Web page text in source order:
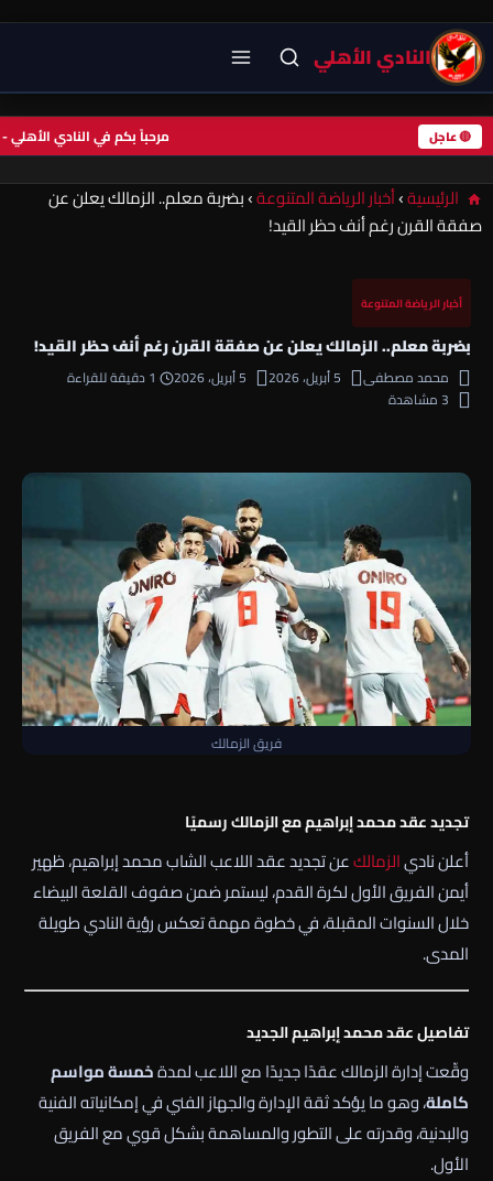
النادي الأهلي
🔴 عاجل مرحباً بكم في النادي
الرئيسية›أخبار الرياضة المتنوعة›بضربة معلم.. الزمالك يعلن عن
صفقة القرن رغم أنف حظر القيد!
أخبار الرياضة المتنوعة
بضربة معلم.. الزمالك يعلن عن صفقة القرن رغم أنف حظر القيد!
محمد مصطفى 5 أبريل، 2026 5 أبريل، 2026
1 دقيقة للقراءة
3 مشاهدة
فريق الزمالك
تجديد عقد محمد إبراهيم مع الزمالك رسميًا
أعلن ناديالزمالكعن تجديد عقد اللاعب الشابمحمد إبراهيم، ظهير
أيمن الفريق الأول لكرة القدم، ليستمر ضمن صفوف القلعة البيضاء
خلال السنوات المقبلة، في خطوة مهمة تعكس رؤية النادي طويلة
المدى.
تفاصيل عقد محمد إبراهيم الجديد
وقّعت إدارة الزمالك عقدًا جديدًا مع اللاعب لمدةخمسة مواسم
كاملة، وهو ما يؤكد ثقة الإدارة والجهاز الفني في إمكانياته الفنية
والبدنية، وقدرته على التطور والمساهمة بشكل قوي مع الفريق
الأول.